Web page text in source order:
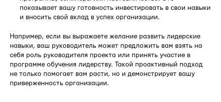
показывает вашу готовность инвестировать в свои навыки
и вносить свой вклад в успех организации.
Например, если вы выражаете желание развить лидерские
навыки, ваш руководитель может предложить вам взять на
себя роль руководителя проекта или принять участие в
программе обучения лидерству. Такой проактивный подход
не только помогает вам расти, но и демонстрирует вашу
приверженность организации.